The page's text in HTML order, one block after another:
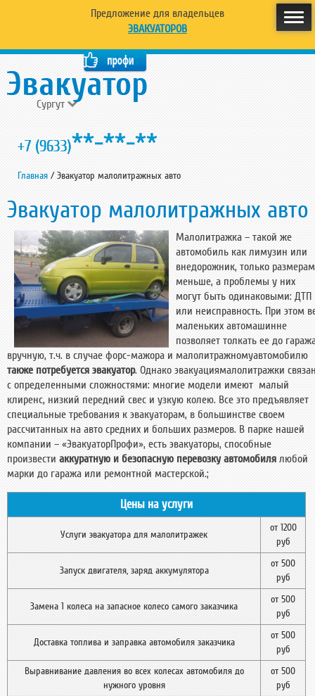
Предложение для владельцев
ЭВАКУАТОРОВ
Сургут
+7 (9633)**-**-**
Главная /Эвакуатор малолитражных авто
Эвакуатор малолитражных авто
Малолитражка – такой же
автомобиль как лимузин или
внедорожник, только
меньше, а проблемы у них
могут быть одинаковыми: ДТП
или неисправность. При этом
маленьких автомашинне
позволяет толкать ее до
вручную, т.ч. в случае форс-мажора и малолитражномуавтомобилю
также потребуется эвакуатор. Однако эвакуациямалолитражки
с определенными сложностями: многие модели имеют малый
клиренс, низкий передний свес и узкую колею. Все это предъявляет
специальные требования к эвакуаторам, в большинстве своем
рассчитанных на авто средних и больших размеров. В парке нашей
компании – «ЭвакуаторПрофи», есть эвакуаторы, способные
произвести аккуратную и безопасную перевозку автомобиля любой
марки до гаража или ремонтной мастерской.;
Цены на услуги
Услуги эвакуатора для малолитражек
от 1200
руб
Запуск двигателя, заряд аккумулятора
от 500
руб
Замена 1 колеса на запасное колесо самого заказчика
от 500
руб
Доставка топлива и заправка автомобиля заказчика
от 500
руб
Выравнивание давления во всех колесах автомобиля до
нужного уровня
от 500
руб